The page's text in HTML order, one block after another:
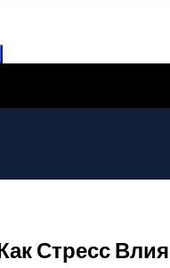
Стресс